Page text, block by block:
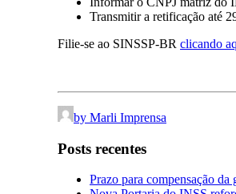
Transmitir a retificação até
Filie-se ao SINSSP-BR clicando
by Marli Imprensa
Posts recentes
Prazo para compensação